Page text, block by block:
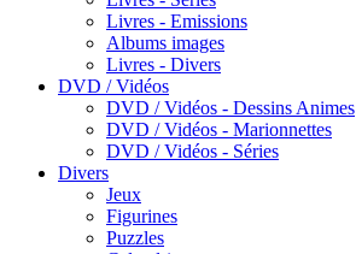
Livres - Emissions
Albums images
Livres - Divers
DVD / Vidéos
DVD / Vidéos - Dessins Animes
DVD / Vidéos - Marionnettes
DVD / Vidéos - Séries
Divers
Jeux
Figurines
Puzzles